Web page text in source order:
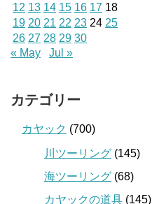
12 13 14 15 16 17 18
19 20 21 22 23 24 25
26 27 28 29 30
« May
Jul »
カテゴリー
カヤック (700)
川ツーリング (145)
海ツーリング (68)
カヤックの道具 (145)